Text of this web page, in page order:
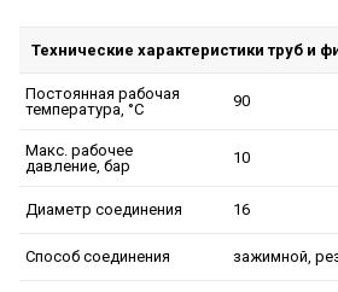
Технические характеристики труб и
Постоянная рабочая
температура, °C
90
Макс. рабочее
давление, бар
10
Диаметр соединения 16
Способ соединения зажимной,